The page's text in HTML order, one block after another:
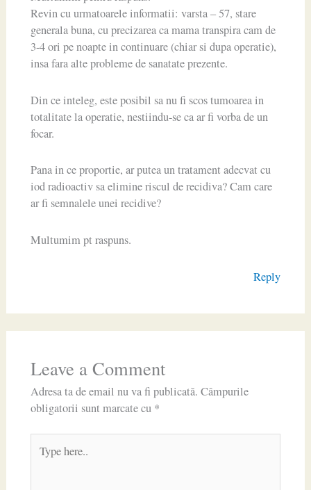
Revin cu urmatoarele informatii: varsta – 57, stare
generala buna, cu precizarea ca mama transpira cam de
3-4 ori pe noapte in continuare (chiar si dupa operatie),
insa fara alte probleme de sanatate prezente.
Din ce inteleg, este posibil sa nu fi scos tumoarea in
totalitate la operatie, nestiindu-se ca ar fi vorba de un
focar.
Pana in ce proportie, ar putea un tratament adecvat cu
iod radioactiv sa elimine riscul de recidiva? Cam care
ar fi semnalele unei recidive?
Multumim pt raspuns.
Reply
Leave a Comment
Adresa ta de email nu va fi publicată. Câmpurile
obligatorii sunt marcate cu *
here..